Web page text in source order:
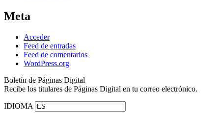
Meta
Acceder
Feed de entradas
Feed de comentarios
WordPress.org
Boletín de Páginas Digital
Recibe los titulares de Páginas Digital en tu correo electrónico.
IDIOMA